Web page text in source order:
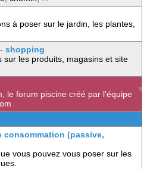
à poser sur le jardin, les plantes,
shopping
sur les produits, magasins et site
le forum piscine créé par l'équipe
(passive,
vous pouvez vous poser sur les